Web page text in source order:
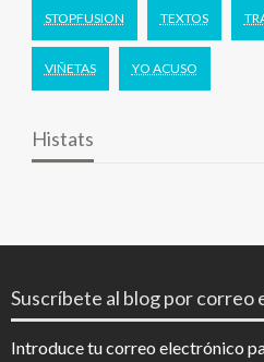
STOPFUSION TEXTOS
VIÑETAS YO ACUSO
Histats
Suscríbete al blog por correo
Introduce tu correo electrónico